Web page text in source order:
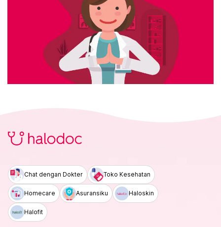
Chat dengan Dokter Toko Kesehatan
Homecare Asuransiku Haloskin
Halofit